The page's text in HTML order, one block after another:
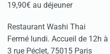
19,90€ au déjeuner
Restaurant Washi Thai
Fermé lundi. Accueil de 12h
3 rue Péclet, 75015 Paris